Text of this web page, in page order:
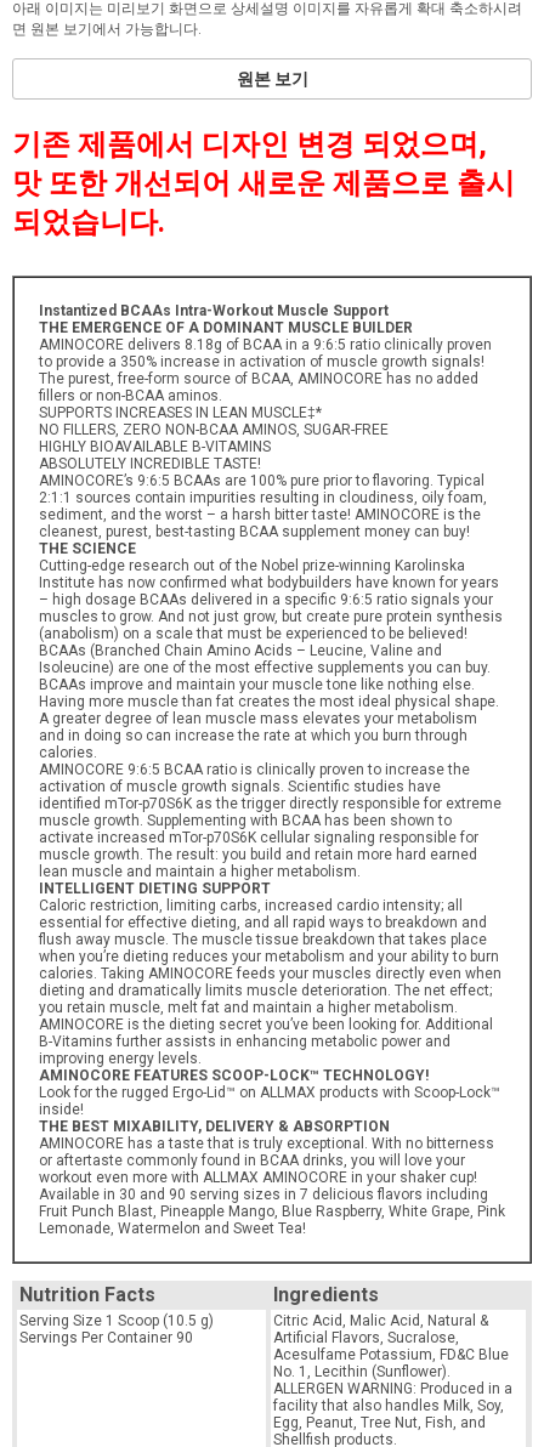
아래 이미지는 미리보기 화면으로 상세설명 이미지를 자유롭게 확대 축소하시려
면 원본 보기에서 가능합니다.
원본 보기
기존 제품에서 디자인 변경 되었으며,
맛 또한 개선되어 새로운 제품으로 출시
되었습니다.